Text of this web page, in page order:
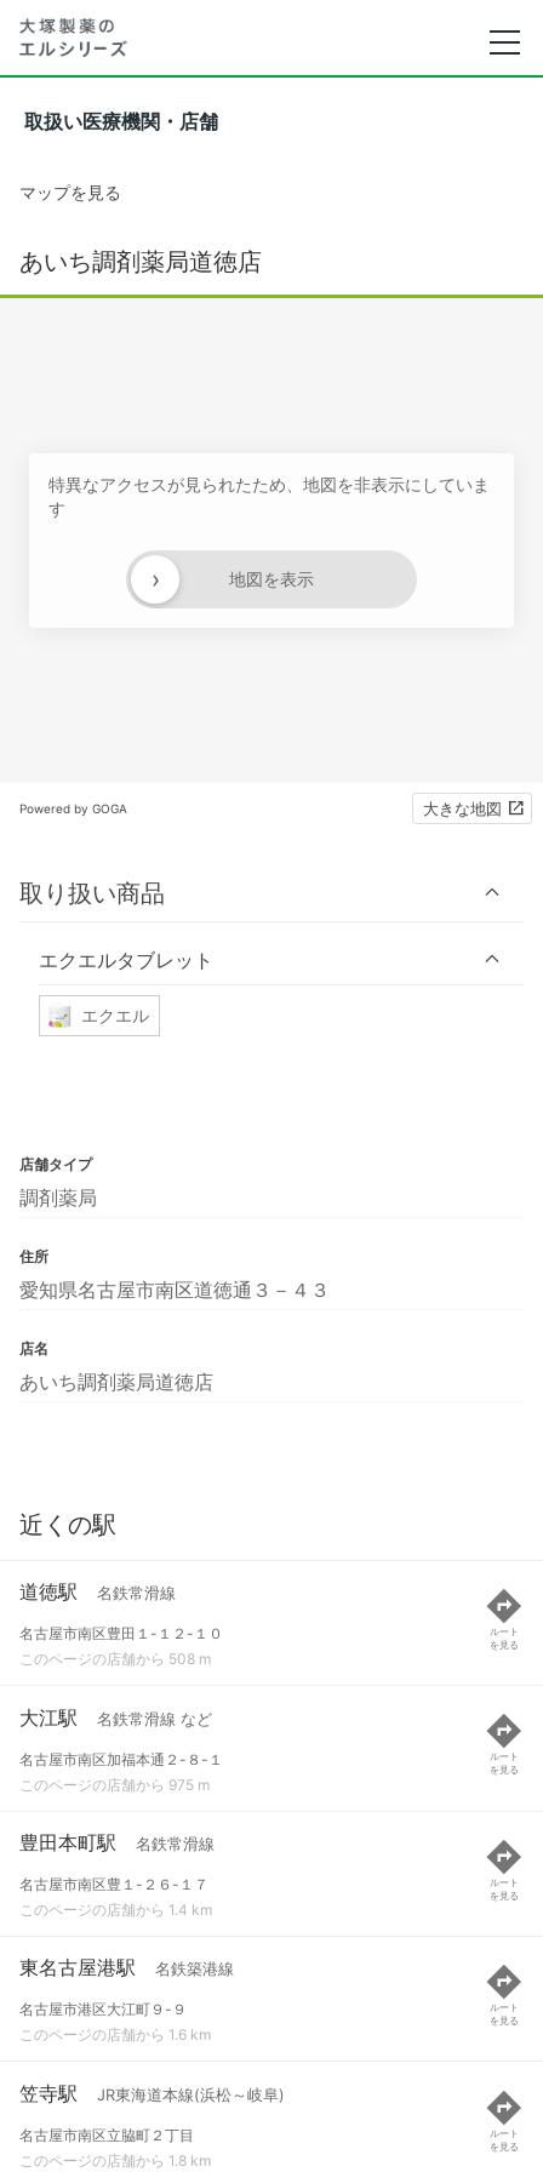
取扱い医療機関・店舗
マップを見る
あいち調剤薬局道徳店
特異なアクセスが見られたため、地図を非表示にしていま
す
地図を表示
›
Powered by GOGA 大きな地図
取り扱い商品
エクエルタブレット
エクエル
店舗タイプ
調剤薬局
住所
愛知県名古屋市南区道徳通３－４３
店名
あいち調剤薬局道徳店
近くの駅
道徳駅 名鉄常滑線
名古屋市南区豊田１-１２-１０
このページの店舗から 508 m
ルート
を見る
大江駅 名鉄常滑線 など
名古屋市南区加福本通２-８-１
このページの店舗から 975 m
ルート
を見る
豊田本町駅 名鉄常滑線
名古屋市南区豊１-２６-１７
このページの店舗から 1.4 km
ルート
を見る
東名古屋港駅 名鉄築港線
名古屋市港区大江町９-９
このページの店舗から 1.6 km
ルート
を見る
笠寺駅 JR東海道本線(浜松～岐阜)
名古屋市南区立脇町２丁目
このページの店舗から 1.8 km
ルート
を見る